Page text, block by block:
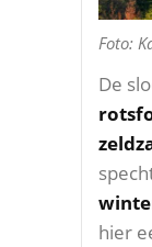
Foto:
De
hier